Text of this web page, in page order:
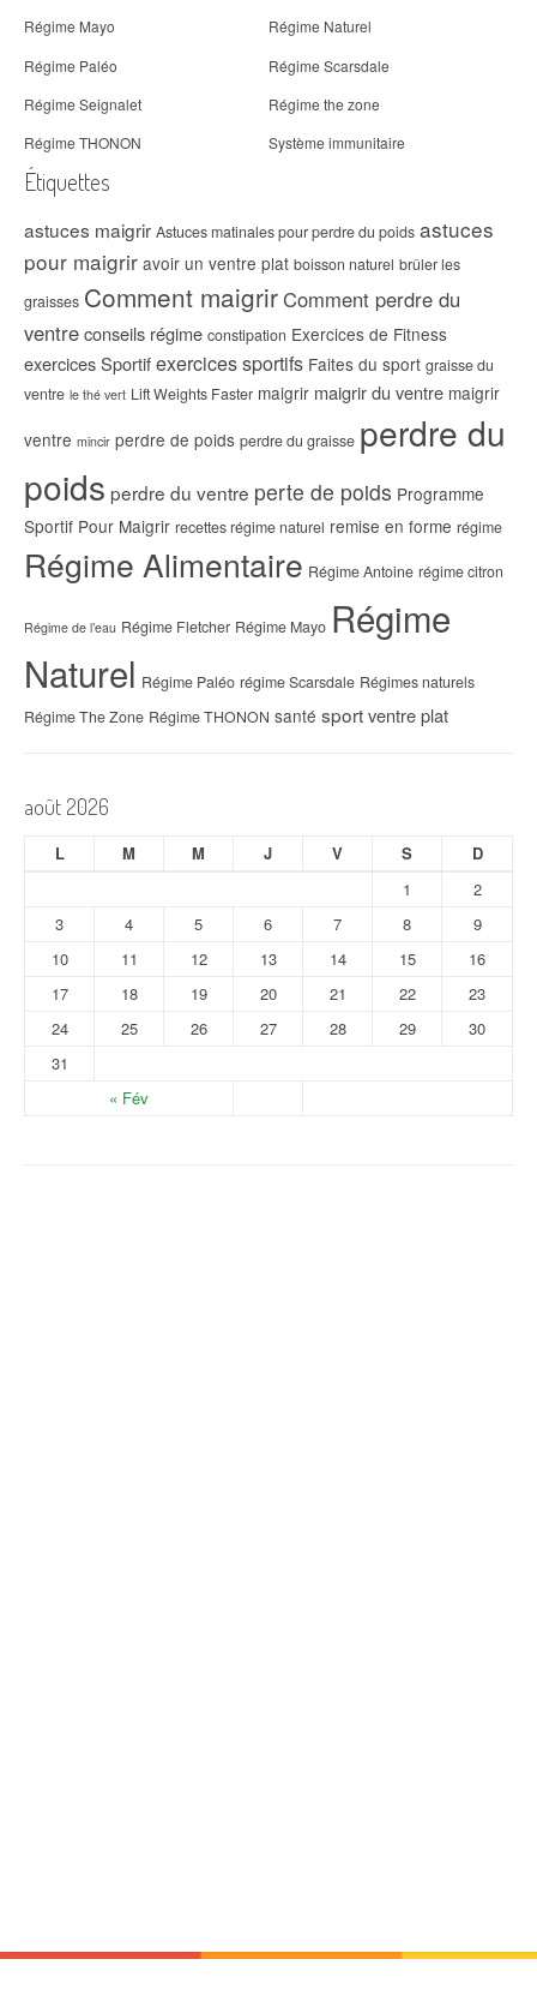
Régime Mayo
Régime Naturel
Régime Paléo
Régime Scarsdale
Régime Seignalet
Régime the zone
Régime THONON
Système immunitaire
Étiquettes
astuces maigrir Astuces matinales pour perdre du poids astuces
pour maigrir avoir un ventre plat boisson naturel brûler les
graisses Comment maigrirComment perdre du
ventreconseils régime constipation Exercices de Fitness
exercices Sportifexercices sportifs Faites du sport graisse du
ventre le thé vert Lift Weights Faster maigrir maigrir du ventre maigrir
ventre mincir perdre de poids perdre du graisse perdre du
poids perdre du ventre perte de poids Programme
Sportif Pour Maigrir recettes régime naturel remise en forme régime
Régime Alimentaire Régime Antoine régime citron
Régime de l’eau Régime Fletcher Régime Mayo Régime
Naturel Régime Paléo régime Scarsdale Régimes naturels
Régime The Zone Régime THONON santé sportventre plat
août 2026
L M M J V S D
« Fév
1
2
3
4 5 6 7 8
9
10
11 12 13 14 15
16
17
18 19 20 21 22
23
24
25 26 27 28 29
30
31